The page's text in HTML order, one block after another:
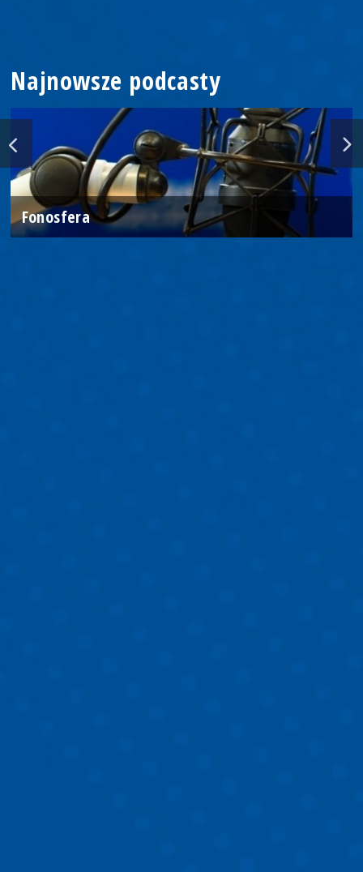
Najnowsze podcasty
Fonosfera